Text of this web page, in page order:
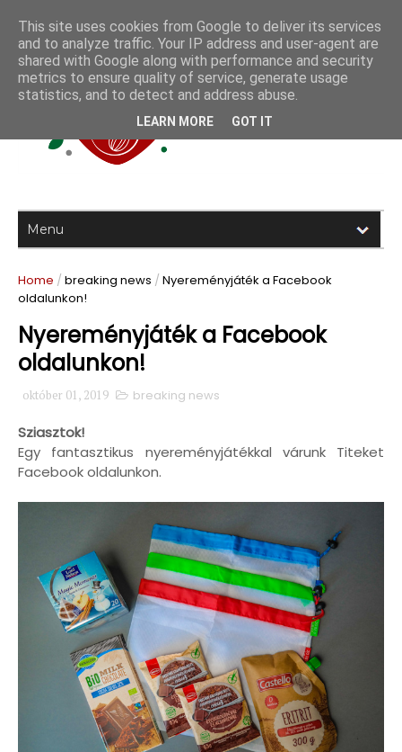
Home / breaking news / Nyereményjáték a Facebook
oldalunkon!
Nyereményjáték a Facebook
oldalunkon!
október 01, 2019 breaking news
Sziasztok!
Egy fantasztikus nyereményjátékkal várunk Titeket
Facebook oldalunkon.
This site uses cookies from Google to deliver its services
and to analyze traffic. Your IP address and user-agent are
shared with Google along with performance and security
metrics to ensure quality of service, generate usage
statistics, and to detect and address abuse.
LEARN MORE GOT IT